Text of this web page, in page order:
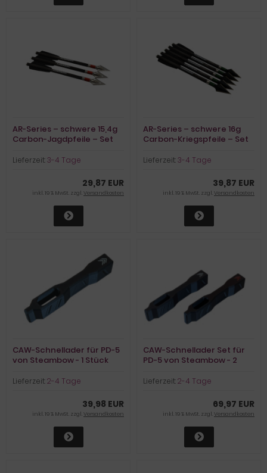
AR-Series – schwere 15,4g
Carbon-Jagdpfeile – Set
Lieferzeit:3-4 Tage
29,87 EUR
inkl. 19 % MwSt. zzgl.Versandkosten
AR-Series – schwere 16g
Carbon-Kriegspfeile – Set
Lieferzeit:3-4 Tage
39,87 EUR
inkl. 19 % MwSt. zzgl.Versandkosten
CAW-Schnellader für PD-5
von Steambow - 1 Stück
Lieferzeit:2-4 Tage
39,98 EUR
inkl. 19 % MwSt. zzgl.Versandkosten
CAW-Schnellader Set für
PD-5 von Steambow - 2
Lieferzeit:2-4 Tage
69,97 EUR
inkl. 19 % MwSt. zzgl.Versandkosten